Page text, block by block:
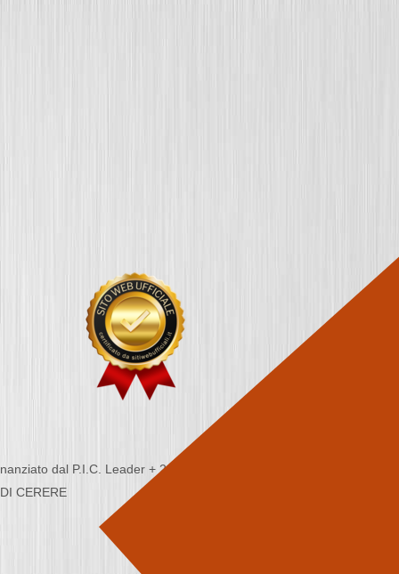
dal P.I.C. Leader + 2000/2006 - Programma
CERERE